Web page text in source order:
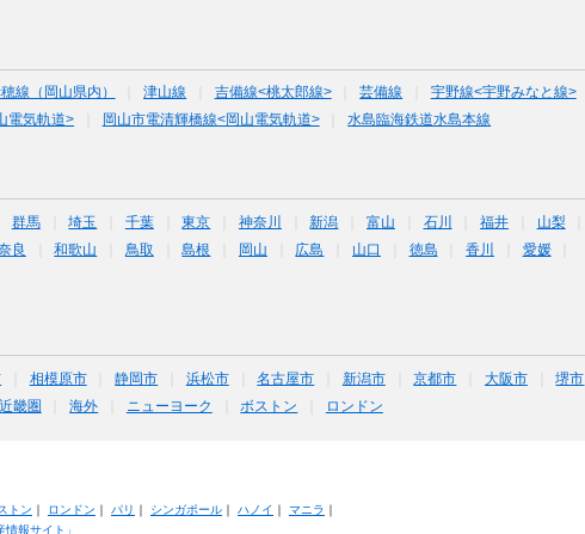
線（岡山県内） 津山線 吉備線<桃太郎線> 芸備線
宇野線<宇野みなと線>
電気軌道> 岡山市電清輝橋線<岡山電気軌道> 水島臨海鉄道水島本線
群馬 埼玉 千葉 東京 神奈川 新潟 富山 石川 福井
山梨
良 和歌山 鳥取 島根 岡山 広島 山口 徳島 香川
愛媛
相模原市 静岡市 浜松市 名古屋市 新潟市 京都市 大阪市
堺市
近畿圏 海外 ニューヨーク ボストン ロンドン
トン ｜ ロンドン ｜ パリ ｜ シンガポール｜ ハノイ ｜ マニラ ｜
報サイト」